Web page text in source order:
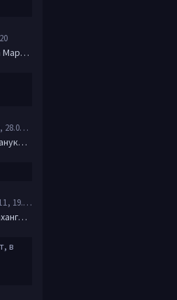
Александра Маркова
, 28.06.20
Виктория Канукова
, 19.06.20
Самира Джахангирова
в